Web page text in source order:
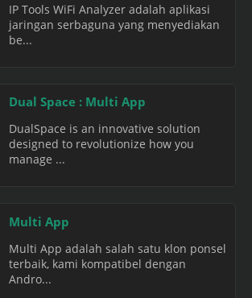
IP Tools WiFi Analyzer adalah aplikasi
jaringan serbaguna yang menyediakan
be...
Dual Space : Multi App
DualSpace is an innovative solution
designed to revolutionize how you
manage ...
Multi App
Multi App adalah salah satu klon ponsel
terbaik, kami kompatibel dengan
Andro...